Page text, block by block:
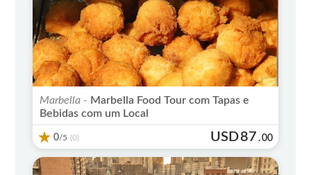
Marbella - Marbella Food Tour com Tapas e
Bebidas com um Local
0/5 (0) USD87 .00